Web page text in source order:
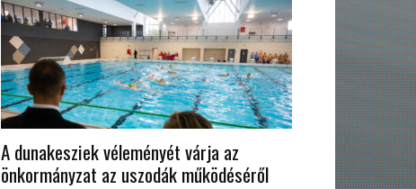
A dunakesziek véleményét várja az
önkormányzat az uszodák működéséről